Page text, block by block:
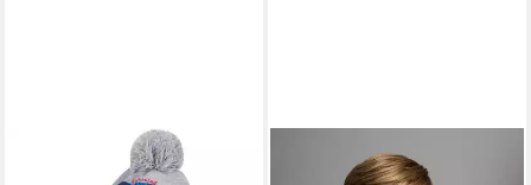
Bommelmütze
KIDSWORLDLangarmshirt